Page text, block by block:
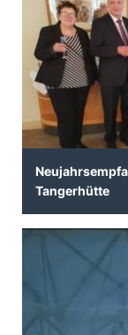
Tangerhütte